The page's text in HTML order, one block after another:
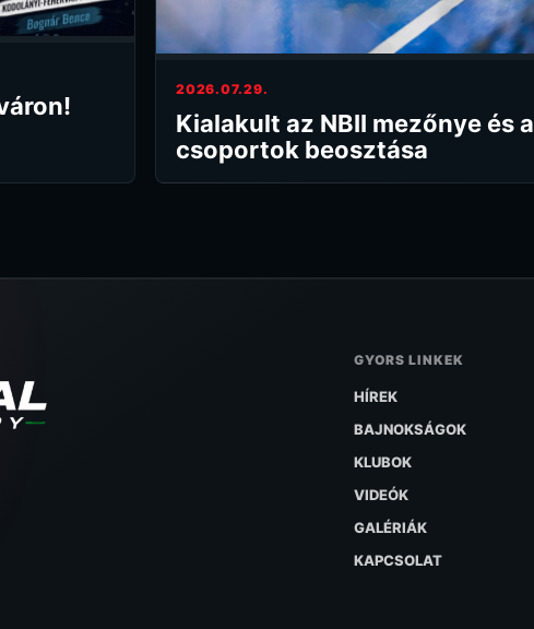
2026.07.29.
Kialakult az NBII mezőnye és a
csoportok beosztása
GYORS LINKEK
HÍREK
BAJNOKSÁGOK
KLUBOK
VIDEÓK
GALÉRIÁK
KAPCSOLAT